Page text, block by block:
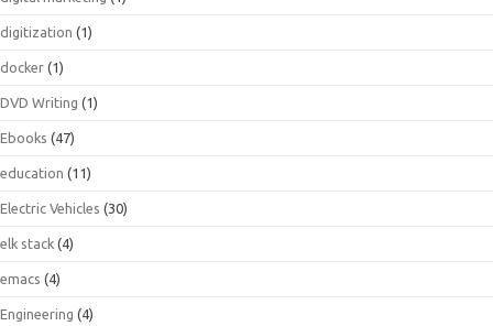
digitization (1)
docker (1)
DVD Writing (1)
Ebooks (47)
education (11)
Electric Vehicles (30)
elk stack (4)
emacs (4)
Engineering (4)